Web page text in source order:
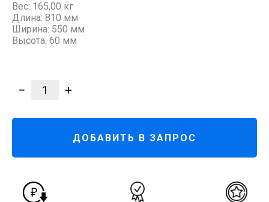
Вес: 165,00 кг
Длина: 810 мм
Ширина: 550 мм
Высота: 60 мм
− 1 +
ДОБАВИТЬ В ЗАПРОС